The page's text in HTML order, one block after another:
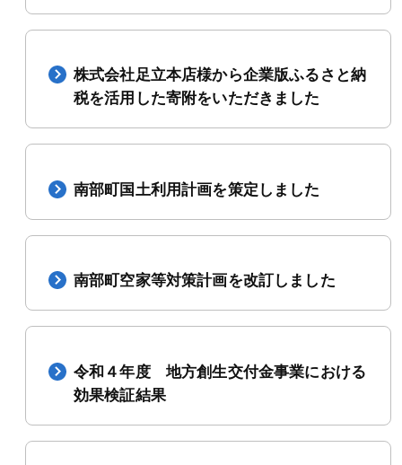
株式会社足立本店様から企業版ふるさと納
税を活用した寄附をいただきました
南部町国土利用計画を策定しました
南部町空家等対策計画を改訂しました
令和４年度 地方創生交付金事業における
効果検証結果